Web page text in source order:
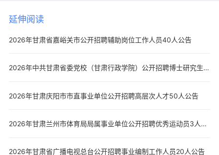
延伸阅读
2026年甘肃省嘉峪关市公开招聘辅助岗位工作人员40人公告
2026年中共甘肃省委党校（甘肃行政学院）公开招聘博士研究生7人公告
2026年甘肃庆阳市市直事业单位公开招聘高层次人才50人公告
2026年甘肃兰州市体育局局属事业单位公开招聘优秀运动员3人公告
2026年甘肃省广播电视总台公开招聘事业编制工作人员20人公告